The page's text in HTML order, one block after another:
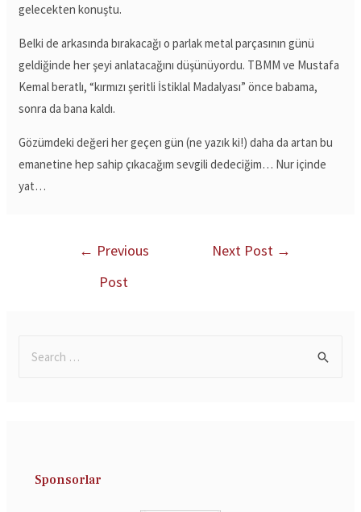
gelecekten konuştu.
Belki de arkasında bırakacağı o parlak metal parçasının günü
geldiğinde her şeyi anlatacağını düşünüyordu. TBMM ve Mustafa
Kemal beratlı, “kırmızı şeritli İstiklal Madalyası” önce babama,
sonra da bana kaldı.
Gözümdeki değeri her geçen gün (ne yazık ki!) daha da artan bu
emanetine hep sahip çıkacağım sevgili dedeciğim… Nur içinde
yat…
← Previous
Post
Next Post →
Sponsorlar